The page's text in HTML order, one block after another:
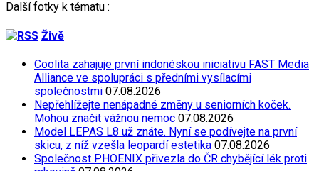
Další fotky k tématu :
Živě
Coolita zahajuje první indonéskou iniciativu FAST Media
Alliance ve spolupráci s předními vysílacími
společnostmi 07.08.2026
Nepřehlížejte nenápadné změny u seniorních koček.
Mohou značit vážnou nemoc 07.08.2026
Model LEPAS L8 už znáte. Nyní se podívejte na první
skicu, z níž vzešla leopardí estetika 07.08.2026
Společnost PHOENIX přivezla do ČR chybějící lék proti